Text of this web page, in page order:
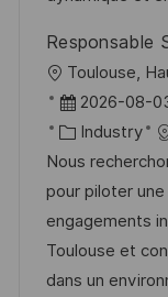
t
e
y
Responsable
L
o
c
a
t
i
o
n
Toulouse,
P
o
s
t
e
d
D
2026-08-
C
a
t
e
g
o
Industry
Nous
pour piloter
engagements
Toulouse et
dans un